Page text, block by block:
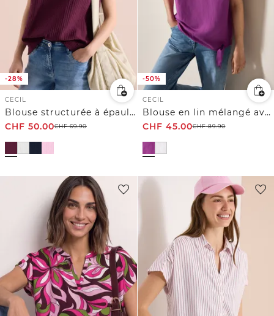
-28%
CECIL
Blouse structurée à épaules tombantes
CHF 50.00CHF69.90
-50%
CECIL
Blouse en lin mélangé avec nœuds
CHF 45.00CHF89.90